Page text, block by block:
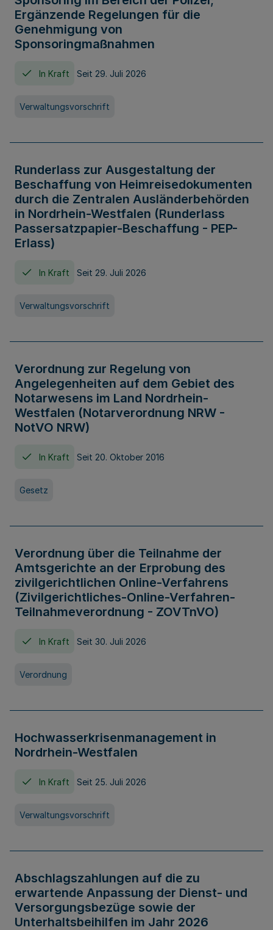
Ergänzende Regelungen für die
Genehmigung von
Sponsoringmaßnahmen
In Kraft Seit 29. Juli 2026
Verwaltungsvorschrift
Runderlass zur Ausgestaltung der
Beschaffung von Heimreisedokumenten
durch die Zentralen Ausländerbehörden
in Nordrhein-Westfalen (Runderlass
Passersatzpapier-Beschaffung - PEP-
Erlass)
In Kraft Seit 29. Juli 2026
Verwaltungsvorschrift
Verordnung zur Regelung von
Angelegenheiten auf dem Gebiet des
Notarwesens im Land Nordrhein-
Westfalen (Notarverordnung NRW -
NotVO NRW)
In Kraft Seit 20. Oktober 2016
Gesetz
Verordnung über die Teilnahme der
Amtsgerichte an der Erprobung des
zivilgerichtlichen Online-Verfahrens
(Zivilgerichtliches-Online-Verfahren-
Teilnahmeverordnung - ZOVTnVO)
In Kraft Seit 30. Juli 2026
Verordnung
Hochwasserkrisenmanagement in
Nordrhein-Westfalen
In Kraft Seit 25. Juli 2026
Verwaltungsvorschrift
Abschlagszahlungen auf die zu
erwartende Anpassung der Dienst- und
Versorgungsbezüge sowie der
Unterhaltsbeihilfen im Jahr 2026